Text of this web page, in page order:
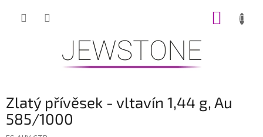
Zlatý přívěsek - vltavín 1,44 g, Au
585/1000